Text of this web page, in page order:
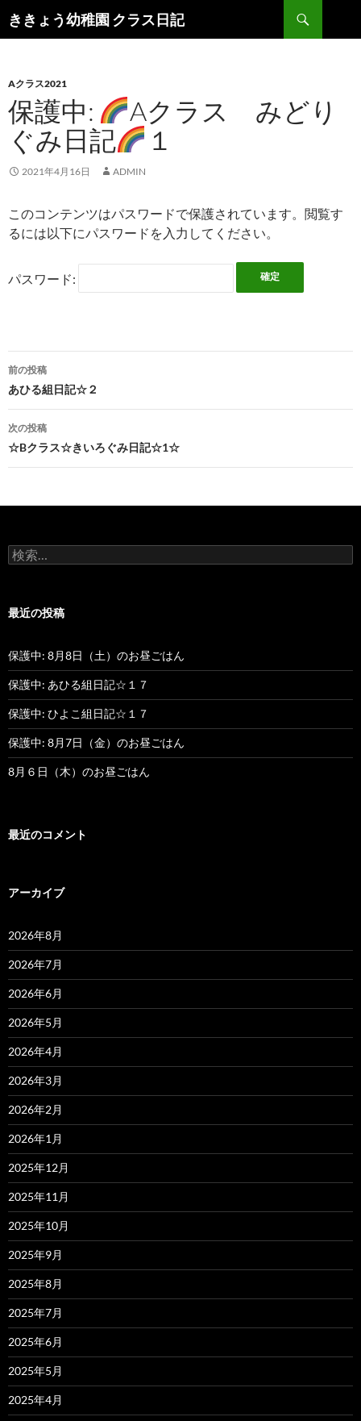
ききょう幼稚園 クラス日記
索
ン
ツ
へ
ス
キ
ッ
Aクラス2021
保護中:
Aクラス みどり
ぐみ日記
１
2021年4月16日 ADMIN
このコンテンツはパスワードで保護されています。閲覧す
るには以下にパスワードを入力してください。
パスワード:
投
稿
ナ
ゲ
シ
ン
前の投稿
あひる組日記☆２
次の投稿
☆Bクラス☆きいろぐみ日記☆1☆
検
索
最近の投稿
保護中: 8月8日（土）のお昼ごはん
保護中: あひる組日記☆１７
保護中: ひよこ組日記☆１７
保護中: 8月7日（金）のお昼ごはん
8月６日（木）のお昼ごはん
最近のコメント
アーカイブ
2026年8月
2026年7月
2026年6月
2026年5月
2026年4月
2026年3月
2026年2月
2026年1月
2025年12月
2025年11月
2025年10月
2025年9月
2025年8月
2025年7月
2025年6月
2025年5月
2025年4月